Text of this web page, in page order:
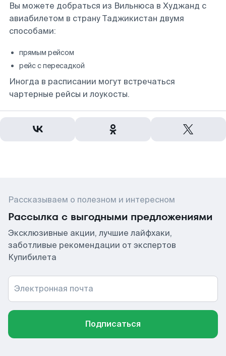
Вы можете добраться из Вильнюса в Худжанд с
авиабилетом в страну Таджикистан двумя
способами:
прямым рейсом
рейс с пересадкой
Иногда в расписании могут встречаться
чартерные рейсы и лоукосты.
Рассказываем о полезном и интересном
Рассылка с выгодными предложениями
Эксклюзивные акции, лучшие лайфхаки,
заботливые рекомендации от экспертов
Купибилета
Электронная почта
Подписаться